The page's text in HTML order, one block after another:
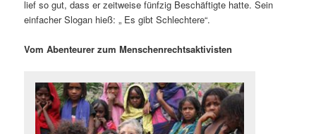
lief so gut, dass er zeitweise fünfzig Beschäftigte hatte. Sein
einfacher Slogan hieß: „ Es gibt Schlechtere“.
Vom Abenteurer zum Menschenrechtsaktivisten